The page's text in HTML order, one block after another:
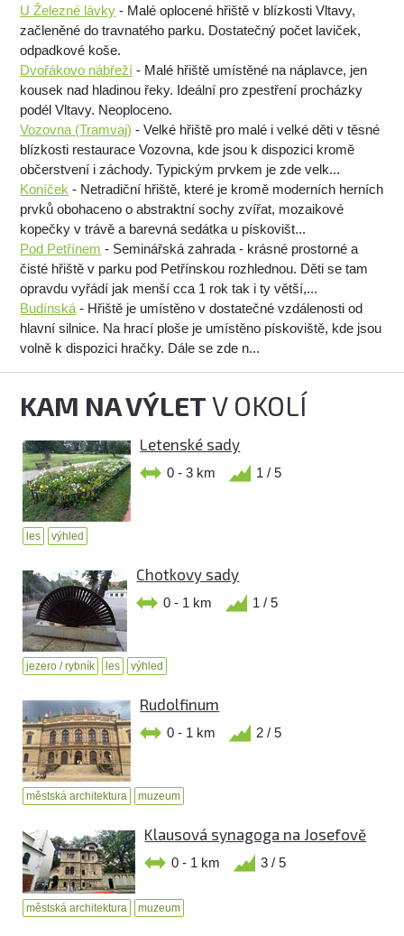
U Železné lávky - Malé oplocené hřiště v blízkosti Vltavy,
začleněné do travnatého parku. Dostatečný počet laviček,
odpadkové koše.
Dvořákovo nábřeží - Malé hřiště umístěné na náplavce, jen
kousek nad hladinou řeky. Ideální pro zpestření procházky
podél Vltavy. Neoploceno.
Vozovna (Tramvaj) - Velké hřiště pro malé i velké děti v těsné
blízkosti restaurace Vozovna, kde jsou k dispozici kromě
občerstvení i záchody. Typickým prvkem je zde velk...
Koníček - Netradiční hřiště, které je kromě moderních herních
prvků obohaceno o abstraktní sochy zvířat, mozaikové
kopečky v trávě a barevná sedátka u pískovišt...
Pod Petřínem - Seminářská zahrada - krásné prostorné a
čisté hřiště v parku pod Petřínskou rozhlednou. Děti se tam
opravdu vyřádí jak menší cca 1 rok tak i ty větší,...
Budínská - Hřiště je umístěno v dostatečné vzdálenosti od
hlavní silnice. Na hrací ploše je umístěno pískoviště, kde jsou
volně k dispozici hračky. Dále se zde n...
KAM NA VÝLETV OKOLÍ
Letenské sady
0 - 3 km 1 / 5
les výhled
Chotkovy sady
0 - 1 km 1 / 5
jezero / rybník les výhled
Rudolfinum
0 - 1 km 2 / 5
městská architektura muzeum
Klausová synagoga na Josefově
0 - 1 km 3 / 5
městská architektura muzeum